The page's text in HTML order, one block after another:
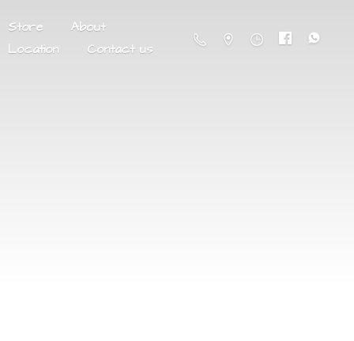
Store
About
Location
Contact us